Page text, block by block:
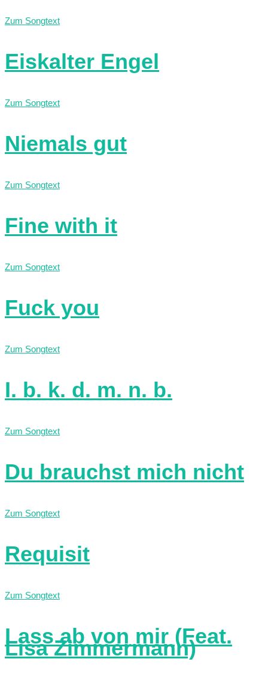
Zum Songtext
Eiskalter Engel
Zum Songtext
Niemals gut
Zum Songtext
Fine with it
Zum Songtext
Fuck you
Zum Songtext
I. b. k. d. m. n. b.
Zum Songtext
Du brauchst mich nicht
Zum Songtext
Requisit
Zum Songtext
Lass ab von mir (Feat.
Lisa Zimmermann)